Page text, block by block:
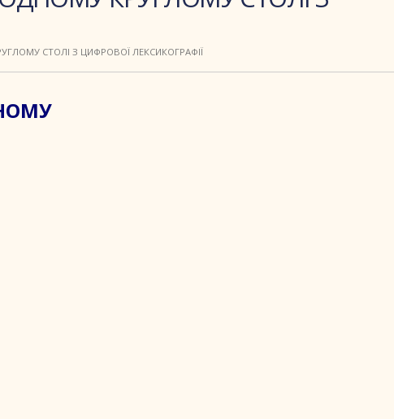
СТОЛІ З ЦИФРОВОЇ ЛЕКСИКОГРАФІЇ